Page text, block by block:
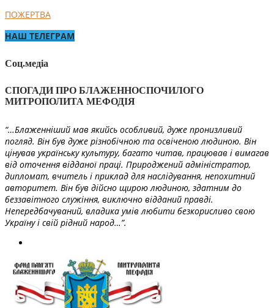
ПОЖЕРТВА
НАШ ТЕЛЕГРАМ
Соц.медіа
СПОГАДИ ПРО БЛАЖЕННОСПОЧИЛОГО
МИТРОПОЛИТА МЕФОДІЯ
“…Блаженніший мав якийсь особливий, дуже пронизливий
погляд. Він був дуже різнобічною та освіченою людиною. Він
цінував українську культуру, багато читав, працював і вимагав
від оточення відданої праці. Природжений адміністратор,
дипломат, вчитель і приклад для наслідування, непохитний
авторитет. Він був дійсно щирою людиною, здатним до
беззавітного служіння, виключно відданий правді.
Непередбачуваний, владика умів любити безкорисливо свою
Україну і свій рідний народ…”.